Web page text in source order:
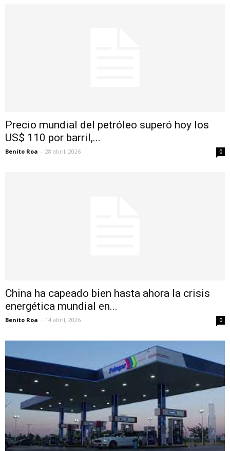
Precio mundial del petróleo superó hoy los
US$ 110 por barril,...
Benito Roa - 28 abril, 2026 0
China ha capeado bien hasta ahora la crisis
energética mundial en...
Benito Roa - 14 abril, 2026 0